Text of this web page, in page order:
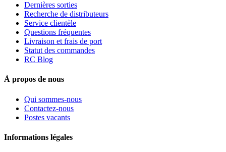
Dernières sorties
Recherche de distributeurs
Service clientèle
Questions fréquentes
Livraison et frais de port
Statut des commandes
RC Blog
À propos de nous
Qui sommes-nous
Contactez-nous
Postes vacants
Informations légales